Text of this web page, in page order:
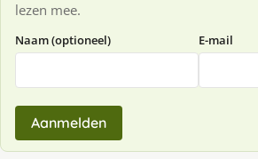
lezen mee.
Naam (optioneel) E-mail
Aanmelden